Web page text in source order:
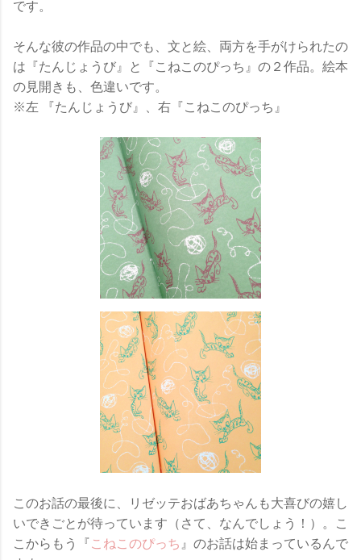
です。
そんな彼の作品の中でも、文と絵、両方を手がけられたの
は『たんじょうび』と『こねこのぴっち』の２作品。絵本
の見開きも、色違いです。
※左 『たんじょうび』、右『こねこのぴっち』
このお話の最後に、リゼッテおばあちゃんも大喜びの嬉し
いできごとが待っています（さて、なんでしょう！）。こ
こからもう『こねこのぴっち 』のお話は始まっているんで